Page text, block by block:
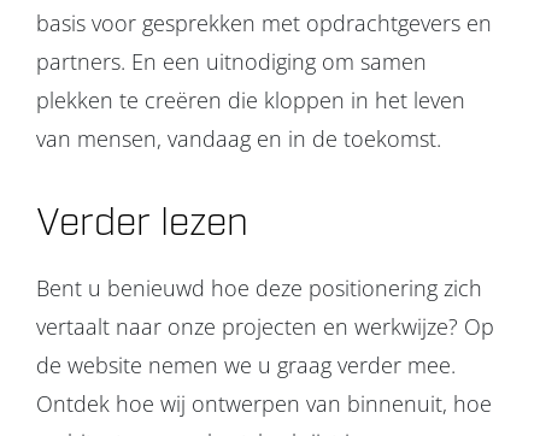
basis voor gesprekken met opdrachtgevers en
partners. En een uitnodiging om samen
plekken te creëren die kloppen in het leven
van mensen, vandaag en in de toekomst.
Verder lezen
Bent u benieuwd hoe deze positionering zich
vertaalt naar onze projecten en werkwijze? Op
de website nemen we u graag verder mee.
Ontdek hoe wij ontwerpen van binnenuit, hoe